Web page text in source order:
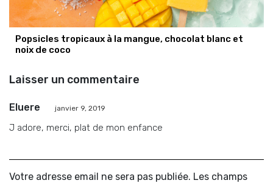
Popsicles tropicaux à la mangue, chocolat blanc et
noix de coco
Laisser un commentaire
Eluere janvier 9, 2019
J adore, merci, plat de mon enfance
Votre adresse email ne sera pas publiée. Les champs